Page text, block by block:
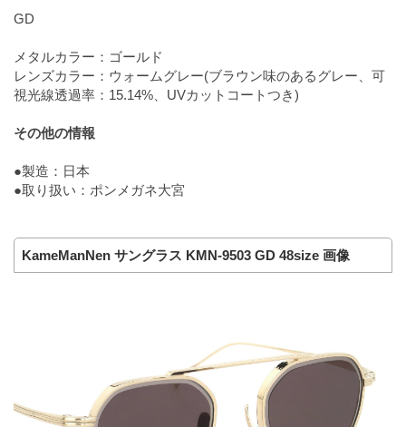
GD
メタルカラー：ゴールド
レンズカラー：ウォームグレー(ブラウン味のあるグレー、可
視光線透過率：15.14%、UVカットコートつき)
その他の情報
●製造：日本
●取り扱い：ポンメガネ大宮
KameManNen サングラス KMN-9503 GD 48size 画像